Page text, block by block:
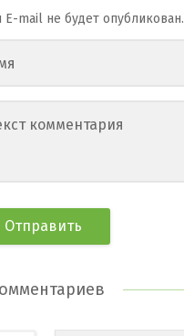
mail не будет опубликован.
комментария